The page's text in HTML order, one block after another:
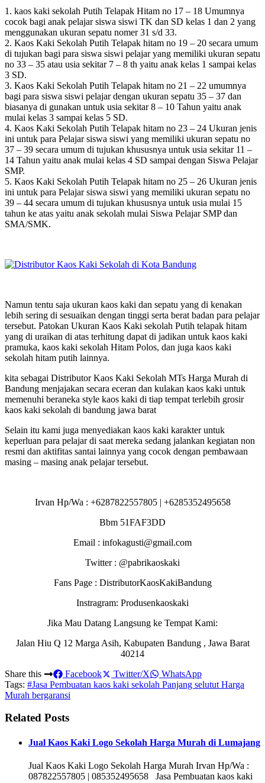
1. kaos kaki sekolah Putih Telapak Hitam no 17 – 18 Umumnya
cocok bagi anak pelajar siswa siswi TK dan SD kelas 1 dan 2 yang
menggunakan ukuran sepatu nomer 31 s/d 33.
2. Kaos Kaki Sekolah Putih Telapak hitam no 19 – 20 secara umum
di tujukan bagi para siswa siswi pelajar yang memiliki ukuran sepatu
no 33 – 35 atau usia sekitar 7 – 8 th yaitu anak kelas 1 sampai kelas
3 SD.
3. Kaos Kaki Sekolah Putih Telapak hitam no 21 – 22 umumnya
bagi para siswa siswi pelajar dengan ukuran sepatu 35 – 37 dan
biasanya di gunakan untuk usia sekitar 8 – 10 Tahun yaitu anak
mulai kelas 3 sampai kelas 5 SD.
4. Kaos Kaki Sekolah Putih Telapak hitam no 23 – 24 Ukuran jenis
ini untuk para Pelajar siswa siswi yang memiliki ukuran sepatu no
37 – 39 secara umum di tujukan khususnya untuk usia sekitar 11 –
14 Tahun yaitu anak mulai kelas 4 SD sampai dengan Siswa Pelajar
SMP.
5. Kaos Kaki Sekolah Putih Telapak hitam no 25 – 26 Ukuran jenis
ini untuk para Pelajar siswa siswi yang memiliki ukuran sepatu no
39 – 44 secara umum di tujukan khususnya untuk usia mulai 15
tahun ke atas yaitu anak sekolah mulai Siswa Pelajar SMP dan
SMA/SMK.
Namun tentu saja ukuran kaos kaki dan sepatu yang di kenakan
lebih sering di sesuaikan dengan tinggi serta berat badan para pelajar
tersebut. Patokan Ukuran Kaos Kaki sekolah Putih telapak hitam
yang di uraikan di atas terhitung dapat di jadikan untuk kaos kaki
pramuka, kaos kaki sekolah Hitam Polos, dan juga kaos kaki
sekolah hitam putih lainnya.
kita sebagai Distributor Kaos Kaki Sekolah MTs Harga Murah di
Bandung menjajakan secara eceran dan kulakan kaos kaki untuk
memenuhi beraneka style kaos kaki di tiap tempat terlebih grosir
kaos kaki sekolah di bandung jawa barat
Selain itu kami juga menyediakan kaos kaki karakter untuk
keperluan para pelajar di saat mereka sedang jalankan kegiatan non
resmi dan aktifitas santai lainnya yang cocok dengan pembawaan
masing – masing anak pelajar tersebut.
Irvan Hp/Wa : +6287822557805 | +6285352495658
Bbm 51FAF3DD
Email : infokagusti@gmail.com
Twitter : @pabrikaoskaki
Fans Page : DistributorKaosKakiBandung
Instragram: Produsenkaoskaki
Jika Mau Datang Langsung ke Tempat Kami:
Jalan Hiu Q 12 Marga Asih, Kabupaten Bandung , Jawa Barat
40214
Share this
Facebook Twitter/X
WhatsApp
Tags: #Jasa Pembuatan kaos kaki sekolah Panjang selutut Harga
Murah bergaransi
Related Posts
Jual Kaos Kaki Logo Sekolah Harga Murah di Lumajang
Jual Kaos Kaki Logo Sekolah Harga Murah Irvan Hp/Wa :
087822557805 | 085352495658 Jasa Pembuatan kaos kaki